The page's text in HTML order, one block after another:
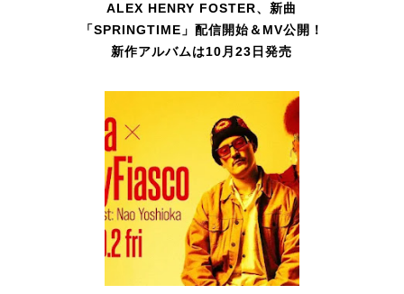
ALEX HENRY FOSTER、新曲
「SPRINGTIME」配信開始＆MV公開！
新作アルバムは10月23日発売